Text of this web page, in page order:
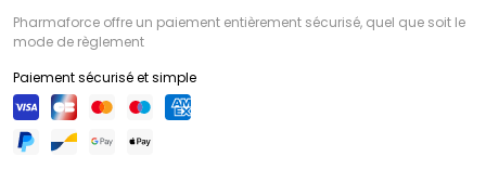
Pharmaforce offre un paiement entièrement sécurisé, quel que soit le
mode de règlement
Paiement sécurisé et simple